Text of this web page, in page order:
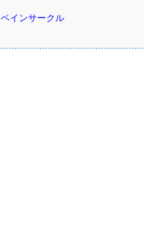
ペインサークル